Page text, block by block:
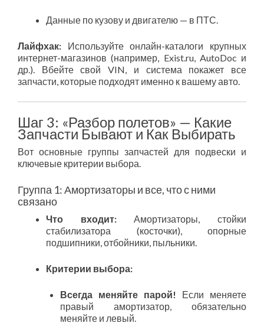
Данные по кузову и двигателю — в ПТС.
Лайфхак: Используйте онлайн-каталоги крупных
интернет-магазинов (например, Exist.ru, AutoDoc и
др.). Вбейте свой VIN, и система покажет все
запчасти, которые подходят именно к вашему авто.
Шаг 3: «Разбор полетов» — Какие
Запчасти Бывают и Как Выбирать
Вот основные группы запчастей для подвески и
ключевые критерии выбора.
Группа 1: Амортизаторы и все, что с ними
связано
Что входит:Амортизаторы, стойки
стабилизатора (косточки), опорные
подшипники, отбойники, пыльники.
Критерии выбора:
Всегда меняйте парой!
Если меняете
правый амортизатор, обязательно
меняйте и левый.